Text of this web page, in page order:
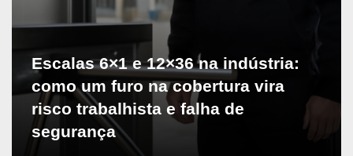
Escalas 6×1 e 12×36 na indústria:
como um furo na cobertura vira
risco trabalhista e falha de
segurança